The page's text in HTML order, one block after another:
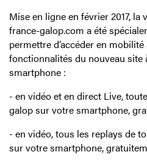
Mise en ligne en février 2017,
france-galop.com a été
permettre d’accéder en mobilité
fonctionnalités du nouveau site
smartphone :
- en vidéo et en direct Live,
galop sur votre smartphone,
- en vidéo, tous les replays de
sur votre smartphone,